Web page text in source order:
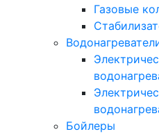
Газовые
Бойлеры